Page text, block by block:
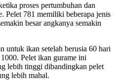
proses pertumbuhan dan
Pelet 781 memiliki beberapa jenis
besar angkanya semakin
untuk ikan setelah berusia 60 hari
Pelet ikan gurame ini
lebih tinggi dibandingkan pelet
lebih mahal.